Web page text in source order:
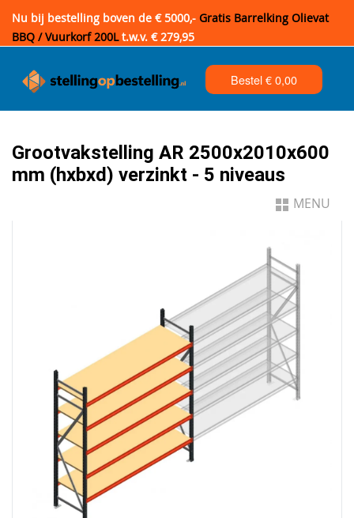
Nu bij bestelling boven de € 5000,- Gratis Barrelking Olievat
BBQ / Vuurkorf 200Lt.w.v. € 279,95
Bestel €0,00
Grootvakstelling AR 2500x2010x600
mm (hxbxd) verzinkt - 5 niveaus
MENU